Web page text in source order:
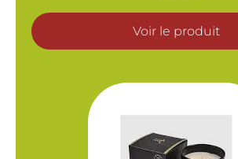
Voir le produit